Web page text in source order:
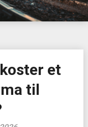
et
til